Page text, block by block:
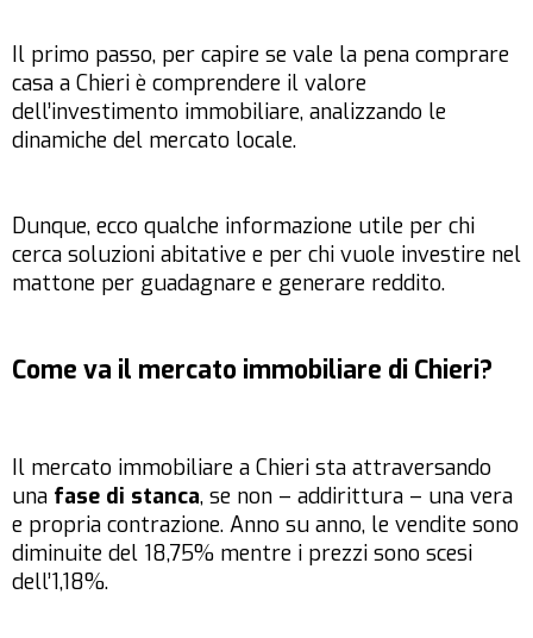
Il primo passo, per capire se vale la pena comprare
casa a Chieri è comprendere il valore
dell’investimento immobiliare, analizzando le
dinamiche del mercato locale.
Dunque, ecco qualche informazione utile per chi
cerca soluzioni abitative e per chi vuole investire nel
mattone per guadagnare e generare reddito.
Come va il mercato immobiliare di Chieri?
Il mercato immobiliare a Chieri sta attraversando
una fase di stanca, se non – addirittura – una vera
e propria contrazione. Anno su anno, le vendite sono
diminuite del 18,75% mentre i prezzi sono scesi
dell’1,18%.